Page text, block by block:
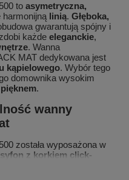
to asymetryczna,
harmonijną linią. Głęboka,
gwarantują spójny i
każde eleganckie,
. Wanna
MAT dedykowana jest
kąpielowego. Wybór tego
domownika wysokim
.
wanny
została wyposażona w
syfon z korkiem click-